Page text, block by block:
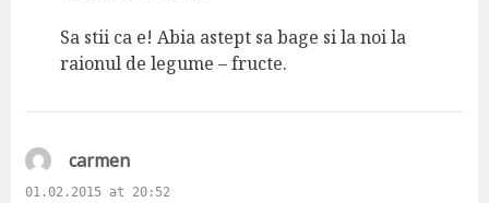
s
:
Sa stii ca e! Abia astept sa bage si la noi la
raionul de legume – fructe.
carmens
a
01.02.2015 at 20:52